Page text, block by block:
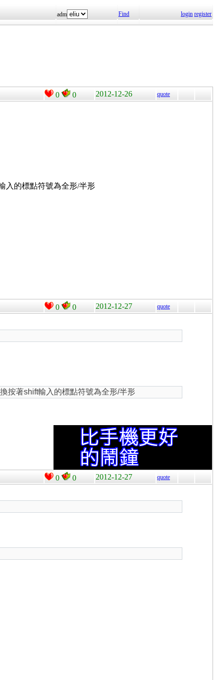
adm Find login register
0 0 2012-12-26 quote
入的標點符號為全形/半形
0 0 2012-12-27 quote
按著shift輸入的標點符號為全形/半形
0 0 2012-12-27 quote